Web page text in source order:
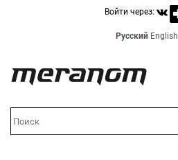
Войти через:
Русский English